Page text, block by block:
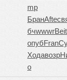
mp
БранAfte
бчwwwrBeit
опубFran
Ходавозр
о